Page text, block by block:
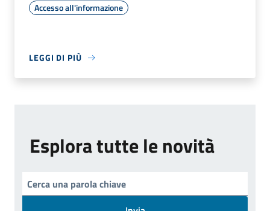
Accesso all'informazione
LEGGI DI PIÙ
Esplora tutte le novità